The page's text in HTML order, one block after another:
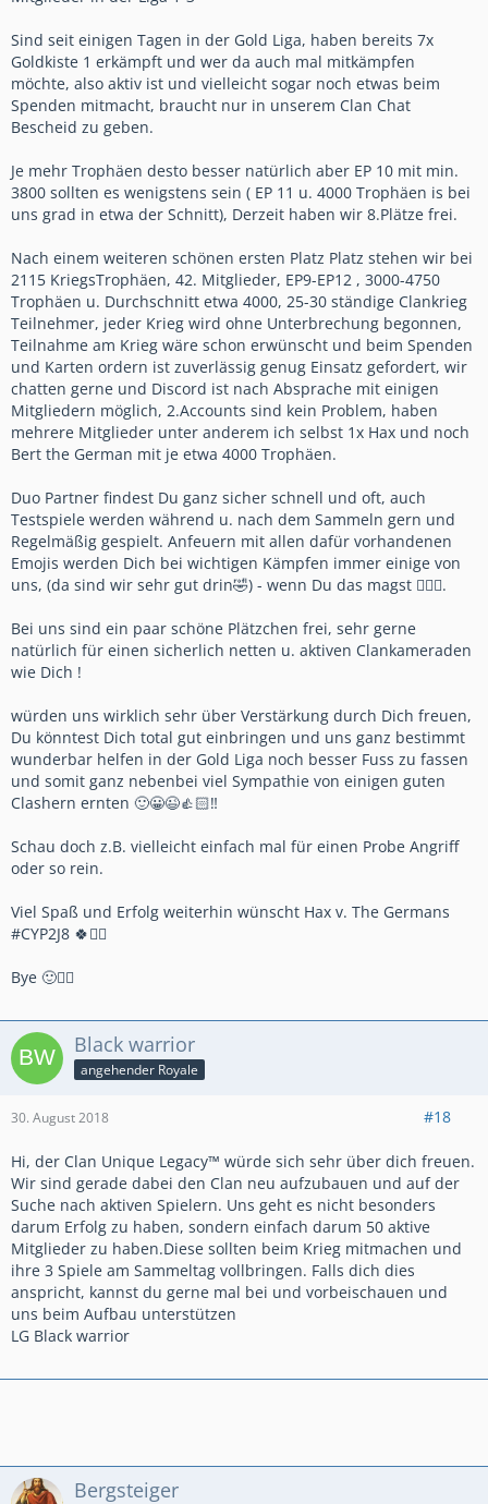
Sind seit einigen Tagen in der Gold Liga, haben bereits 7x
Goldkiste 1 erkämpft und wer da auch mal mitkämpfen
möchte, also aktiv ist und vielleicht sogar noch etwas beim
Spenden mitmacht, braucht nur in unserem Clan Chat
Bescheid zu geben.
Je mehr Trophäen desto besser natürlich aber EP 10 mit min.
3800 sollten es wenigstens sein ( EP 11 u. 4000 Trophäen is bei
uns grad in etwa der Schnitt), Derzeit haben wir 8.Plätze frei.
Nach einem weiteren schönen ersten Platz Platz stehen wir bei
2115 KriegsTrophäen, 42. Mitglieder, EP9-EP12 , 3000-4750
Trophäen u. Durchschnitt etwa 4000, 25-30 ständige Clankrieg
Teilnehmer, jeder Krieg wird ohne Unterbrechung begonnen,
Teilnahme am Krieg wäre schon erwünscht und beim Spenden
und Karten ordern ist zuverlässig genug Einsatz gefordert, wir
chatten gerne und Discord ist nach Absprache mit einigen
Mitgliedern möglich, 2.Accounts sind kein Problem, haben
mehrere Mitglieder unter anderem ich selbst 1x Hax und noch
Bert the German mit je etwa 4000 Trophäen.
Duo Partner findest Du ganz sicher schnell und oft, auch
Testspiele werden während u. nach dem Sammeln gern und
Regelmäßig gespielt. Anfeuern mit allen dafür vorhandenen
Emojis werden Dich bei wichtigen Kämpfen immer einige von
uns, (da sind wir sehr gut drin🤣) - wenn Du das magst 👍🏻😁.
Bei uns sind ein paar schöne Plätzchen frei, sehr gerne
natürlich für einen sicherlich netten u. aktiven Clankameraden
wie Dich !
würden uns wirklich sehr über Verstärkung durch Dich freuen,
Du könntest Dich total gut einbringen und uns ganz bestimmt
wunderbar helfen in der Gold Liga noch besser Fuss zu fassen
und somit ganz nebenbei viel Sympathie von einigen guten
Clashern ernten 🙂😀😉👍🏻‼️
Schau doch z.B. vielleicht einfach mal für einen Probe Angriff
oder so rein.
Viel Spaß und Erfolg weiterhin wünscht Hax v. The Germans
#CYP2J8 🍀✌🏻
Bye 🙂✌🏻
Black warrior
angehender Royale
30. August 2018 #18
Hi, der Clan Unique Legacy™ würde sich sehr über dich freuen.
Wir sind gerade dabei den Clan neu aufzubauen und auf der
Suche nach aktiven Spielern. Uns geht es nicht besonders
darum Erfolg zu haben, sondern einfach darum 50 aktive
Mitglieder zu haben.Diese sollten beim Krieg mitmachen und
ihre 3 Spiele am Sammeltag vollbringen. Falls dich dies
anspricht, kannst du gerne mal bei und vorbeischauen und
uns beim Aufbau unterstützen
LG Black warrior
Bergsteiger